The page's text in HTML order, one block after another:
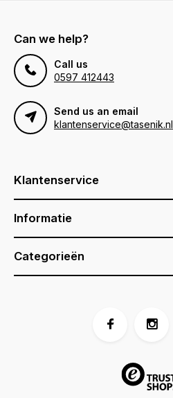
Can we help?
Call us
0597 412443
Send us an email
klantenservice@tasenik.nl
Klantenservice
Informatie
Categorieën